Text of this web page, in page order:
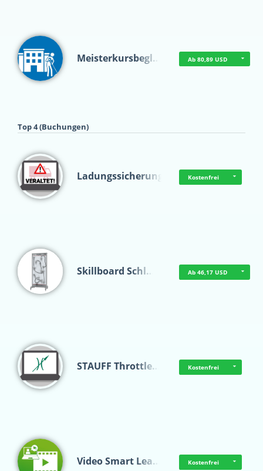
Meisterkursbegl… Ab 80,89 USD
Top 4 (Buchungen)
Ladungssicherung Kostenfrei
Skillboard Schl… Ab 46,17 USD
STAUFF Throttle… Kostenfrei
Video Smart Lea… Kostenfrei